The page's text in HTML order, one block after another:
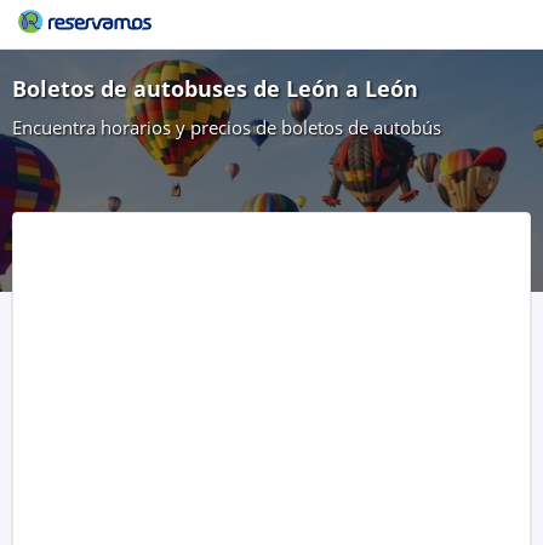
Boletos de autobuses de León a León
Encuentra horarios y precios de boletos de autobús